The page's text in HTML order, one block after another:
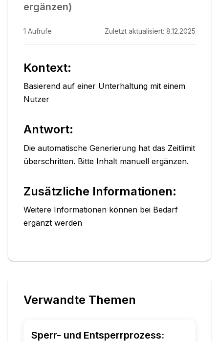
ergänzen)
1 Aufrufe Zuletzt aktualisiert: 8.12.2025
Kontext:
Basierend auf einer Unterhaltung mit einem
Nutzer
Antwort:
Die automatische Generierung hat das Zeitlimit
überschritten. Bitte Inhalt manuell ergänzen.
Zusätzliche Informationen:
Weitere Informationen können bei Bedarf
ergänzt werden
Verwandte Themen
Sperr- und Entsperrprozess: